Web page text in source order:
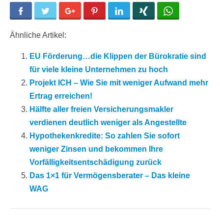
Facebook Twitter Google+ Pinterest LinkedIn
Ähnliche Artikel:
EU Förderung…die Klippen der Bürokratie sind
für viele kleine Unternehmen zu hoch
Projekt ICH – Wie Sie mit weniger Aufwand mehr
Ertrag erreichen!
Hälfte aller freien Versicherungsmakler
verdienen deutlich weniger als Angestellte
Hypothekenkredite: So zahlen Sie sofort
weniger Zinsen und bekommen Ihre
Vorfälligkeitsentschädigung zurück
Das 1×1 für Vermögensberater – Das kleine
WAG